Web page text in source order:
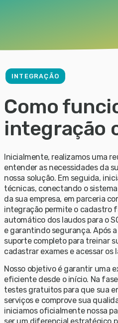
INTEGRAÇÃO
Como
integração
Inicialmente, realizamos uma
entender as necessidades da
nossa solução. Em seguida,
técnicas, conectando o sistema
da sua empresa, em parceria
integração permite o cadastro
automático dos laudos para o
e garantindo segurança. Após
suporte completo para treinar
cadastrar exames e acessar os
Nosso objetivo é garantir uma
eficiente desde o início. Na
testes gratuitos para que sua
serviços e comprove sua
iniciamos oficialmente nossa